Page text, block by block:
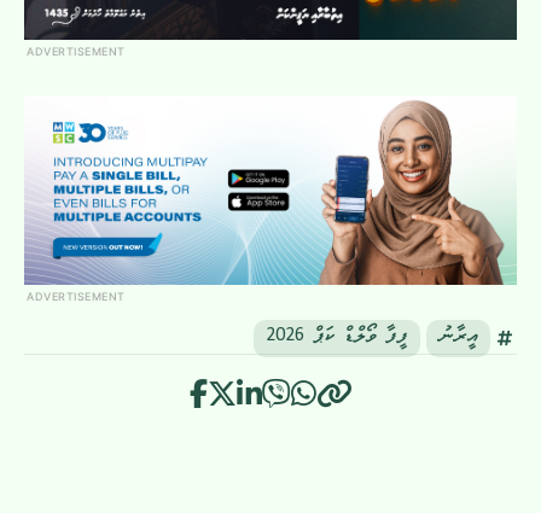
ADVERTISEMENT
ADVERTISEMENT
އީރާނު ފީފާ ވޯލްޑް ކަޕް 2026